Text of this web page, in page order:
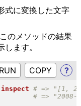
式に変換した文字
のメソッドの結果
ます。
RUN ?
inspect